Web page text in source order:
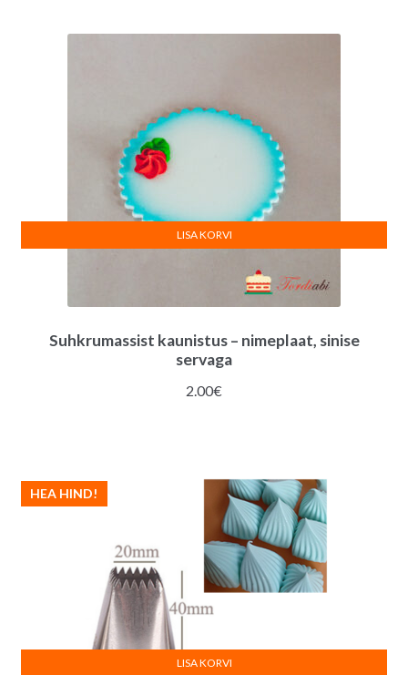
Suhkrumassist kaunistus – nimeplaat, sinise
servaga
2.00€
LISA KORVI
HEA HIND!
LISA KORVI